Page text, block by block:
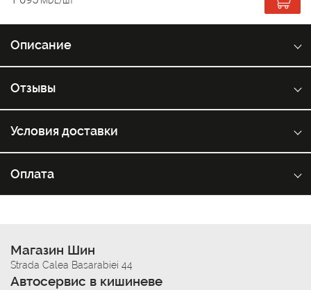
Описание
Отзывы
Условия доставки
Оплата
Магазин Шин
Strada Calea Basarabiei 44
Автосервис в кишиневе